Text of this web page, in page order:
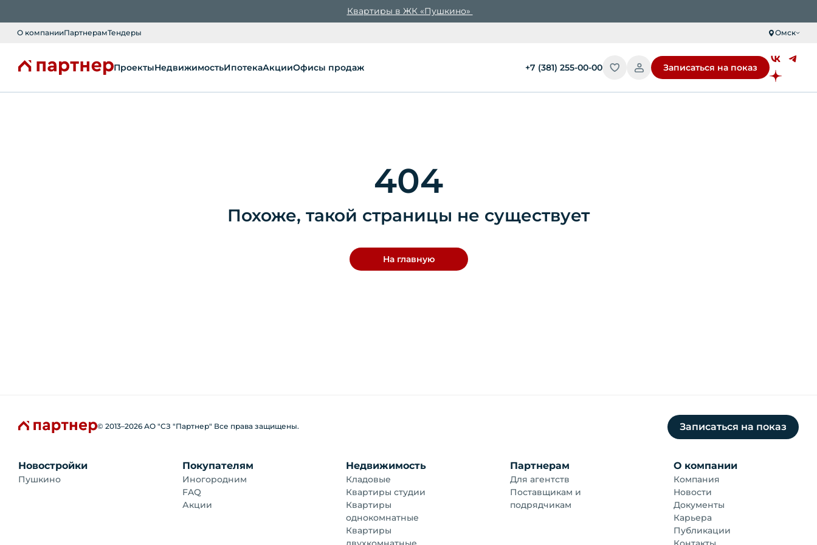
Квартиры в ЖК «Пушкино»
О компанииПартнерамТендеры Омск
ПроектыНедвижимостьИпотекаАкцииОфисы продаж +7 (381) 255-00-00 Записаться на показ
404
Похоже, такой страницы не существует
На главную
© 2013–2026 АО "СЗ "Партнер" Все права защищены. Записаться на показ
Новостройки
Пушкино
Покупателям
Иногородним
FAQ
Акции
Недвижимость
Кладовые
Квартиры студии
Квартиры
однокомнатные
Квартиры
Партнерам
Для агентств
Поставщикам и
подрядчикам
О компании
Компания
Новости
Документы
Карьера
Публикации